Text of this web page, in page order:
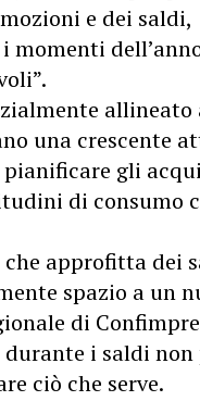
e dei saldi,
momenti
allineato
una crescente
pianificare gli
di consumo
approfitta dei
spazio a un
di
durante i saldi non
ciò che serve.